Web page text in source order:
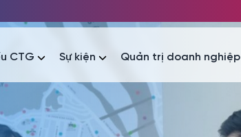
CTG Sự kiện Quản trị doanh nghiệp